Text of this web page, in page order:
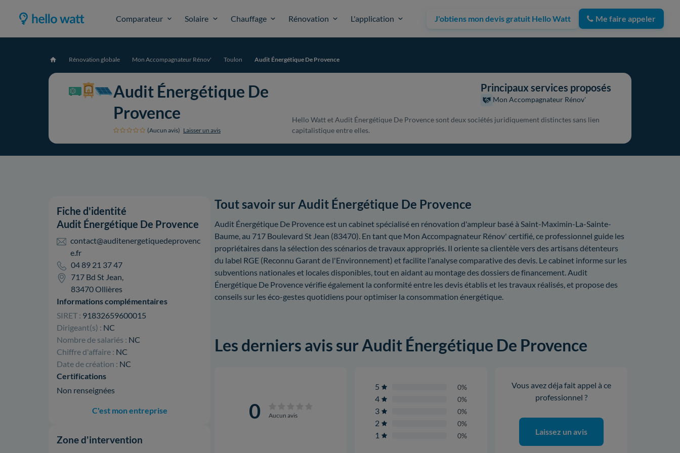
Comparateur Solaire Chauffage Rénovation L'application J'obtiens mon devis gratuit Hello Watt Me faire appeler
Accueil Rénovation globale Mon Accompagnateur Rénov' Toulon Audit Énergétique De Provence
Audit Énergétique De
Provence
(Aucun avis) Laisser un avis
Principaux services proposés
Mon Accompagnateur Rénov'
Hello Watt et Audit Énergétique De Provence sont deux sociétés juridiquement distinctes sans lien
capitalistique entre elles.
Fiche d'identité
Audit Énergétique De Provence
contact@auditenergetiquedeprovenc
e.fr
04 89 21 37 47
717 Bd St Jean,
83470 Ollières
Informations complémentaires
SIRET : 91832659600015
Dirigeant(s) : NC
Nombre de salariés : NC
Chiffre d'affaire : NC
Date de création : NC
Certifications
Non renseignées
C'est mon entreprise
Zone d'intervention
Tout savoir sur Audit Énergétique De Provence
Audit Énergétique De Provence est un cabinet spécialisé en rénovation d'ampleur basé à Saint-Maximin-La-Sainte-
Baume, au 717 Boulevard St Jean (83470). En tant que Mon Accompagnateur Rénov' certifié, ce professionnel guide les
propriétaires dans la sélection des scénarios de travaux appropriés. Il oriente sa clientèle vers des artisans détenteurs
du label RGE (Reconnu Garant de l'Environnement) et facilite l'analyse comparative des devis. Le cabinet informe sur les
subventions nationales et locales disponibles, tout en aidant au montage des dossiers de financement. Audit
Énergétique De Provence vérifie également la conformité entre les devis établis et les travaux réalisés, et propose des
conseils sur les éco-gestes quotidiens pour optimiser la consommation énergétique.
Les derniers avis sur Audit Énergétique De Provence
0 Aucun avis
5 0%
4 0%
3 0%
2 0%
1 0%
Vous avez déja fait appel à ce
professionnel ?
Laissez un avis